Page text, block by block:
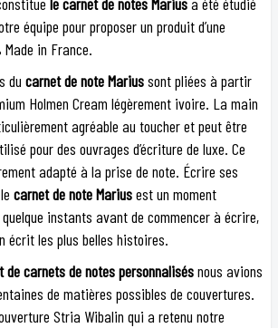
équipe pour proposer un produit d’une
in France.
du carnet de note Mariussont pliées à partir
Holmen Cream légèrement ivoire. La main
agréable au toucher et peut être
pour des ouvrages d’écriture de luxe. Ce
adapté à la prise de note. Écrire ses
carnet de note Mariusest un moment
instants avant de commencer à écrire,
écrit les plus belles histoires.
carnets de notes personnalisésnous avions
de matières possibles de couvertures.
Stria Wibalin qui a retenu notre